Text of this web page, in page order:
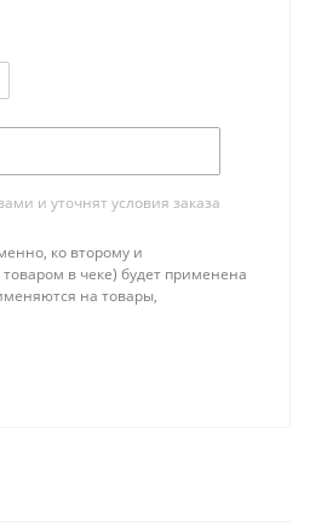
и уточнят условия заказа
ко второму и
в чеке) будет применена
на товары,